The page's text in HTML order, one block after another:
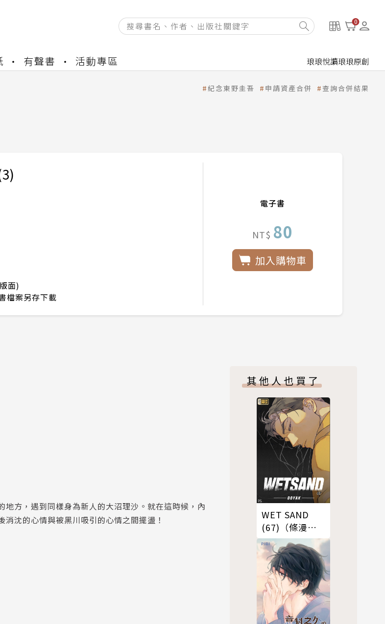
0
有聲書 活動專區 琅琅悅讀琅琅原創
文教學
紀念東野圭吾 申請資產合併 查詢合併結果
面)
檔案另存下載
電子書
NT$ 80
加入購物車
方，遇到同樣身為新人的大沼理沙。就在這時候，內
沈的心情與被黑川吸引的心情之間擺盪！
其他人也買了
WET SAND
(67)（條漫
版）